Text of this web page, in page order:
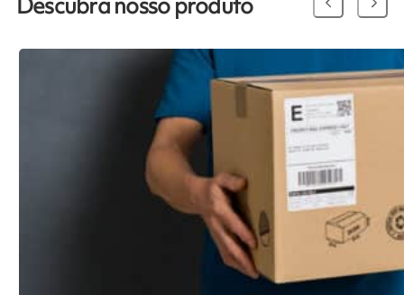
Descubra nosso produto